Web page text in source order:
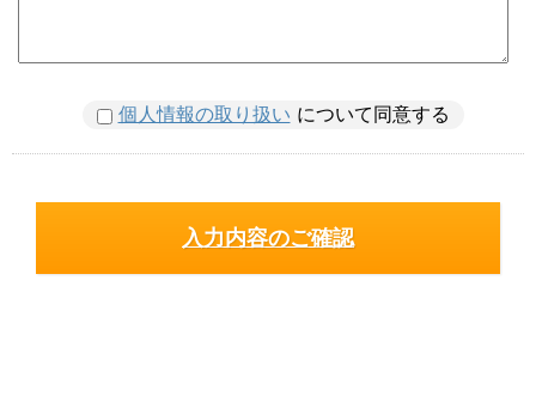
個人情報の取り扱い について同意する